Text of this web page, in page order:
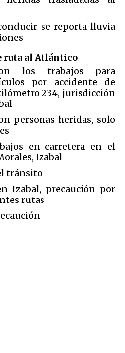
se reporta lluvia
ruta al Atlántico
los trabajos para
por accidente de
234, jurisdicción
personas heridas, solo
en carretera en el
Izabal
tránsito
Izabal, precaución por
rutas